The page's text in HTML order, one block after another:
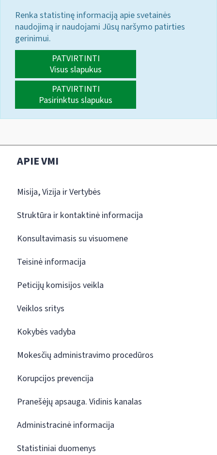
Renka statistinę informaciją apie svetainės
naudojimą ir naudojami Jūsų naršymo patirties
gerinimui.
PATVIRTINTI
Visus slapukus
PATVIRTINTI
Pasirinktus slapukus
APIE VMI
Misija, Vizija ir Vertybės
Struktūra ir kontaktinė informacija
Konsultavimasis su visuomene
Teisinė informacija
Peticijų komisijos veikla
Veiklos sritys
Kokybės vadyba
Mokesčių administravimo procedūros
Korupcijos prevencija
Pranešėjų apsauga. Vidinis kanalas
Administracinė informacija
Statistiniai duomenys